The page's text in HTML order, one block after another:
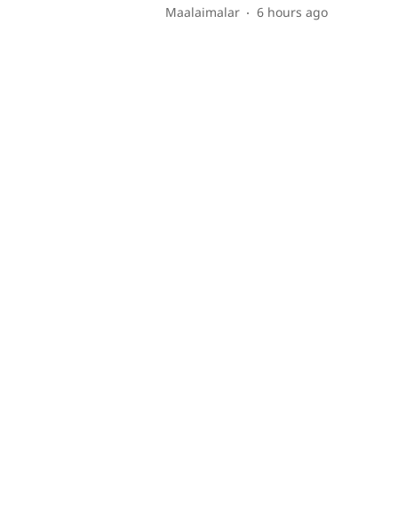
Maalaimalar 6 hours ago